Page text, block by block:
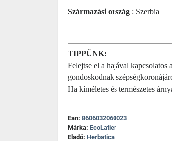
Származási ország : Szerbia
TIPPÜNK:
Felejtse el a hajával kapcsolatos
gondoskodnak
Ha kíméletes és természetes
Ean: 8606032060023
Márka: EcoLatier
Eladó: Herbatica